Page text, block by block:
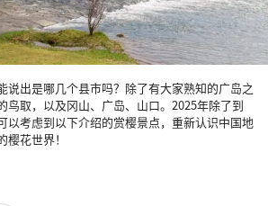
说出是哪几个县市吗？除了有大家熟知的广岛之
鸟取，以及冈山、广岛、山口。2025年除了到
以考虑到以下介绍的赏樱景点，重新认识中国地
花世界！